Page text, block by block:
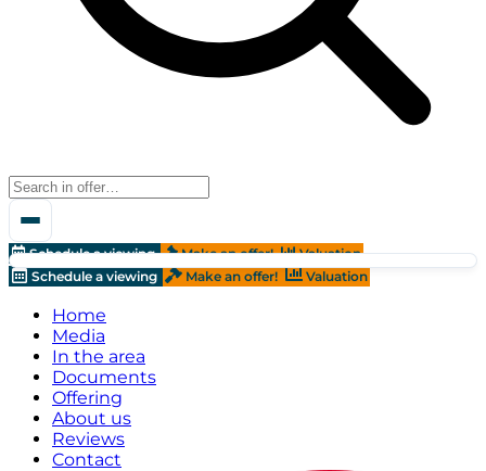
Schedule a viewing Make an offer!
Valuation
Schedule a viewing
Make an offer! Valuation
Home
Media
In the area
Documents
Offering
About us
Reviews
Contact